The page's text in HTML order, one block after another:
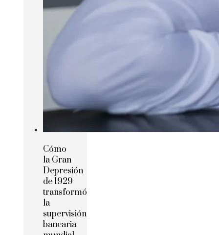
Cómo
la Gran
Depresión
de 1929
transformó
la
supervisión
bancaria